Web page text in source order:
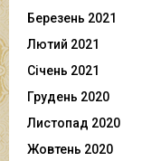
Березень 2021
Лютий 2021
Січень 2021
Грудень 2020
Листопад 2020
Жовтень 2020